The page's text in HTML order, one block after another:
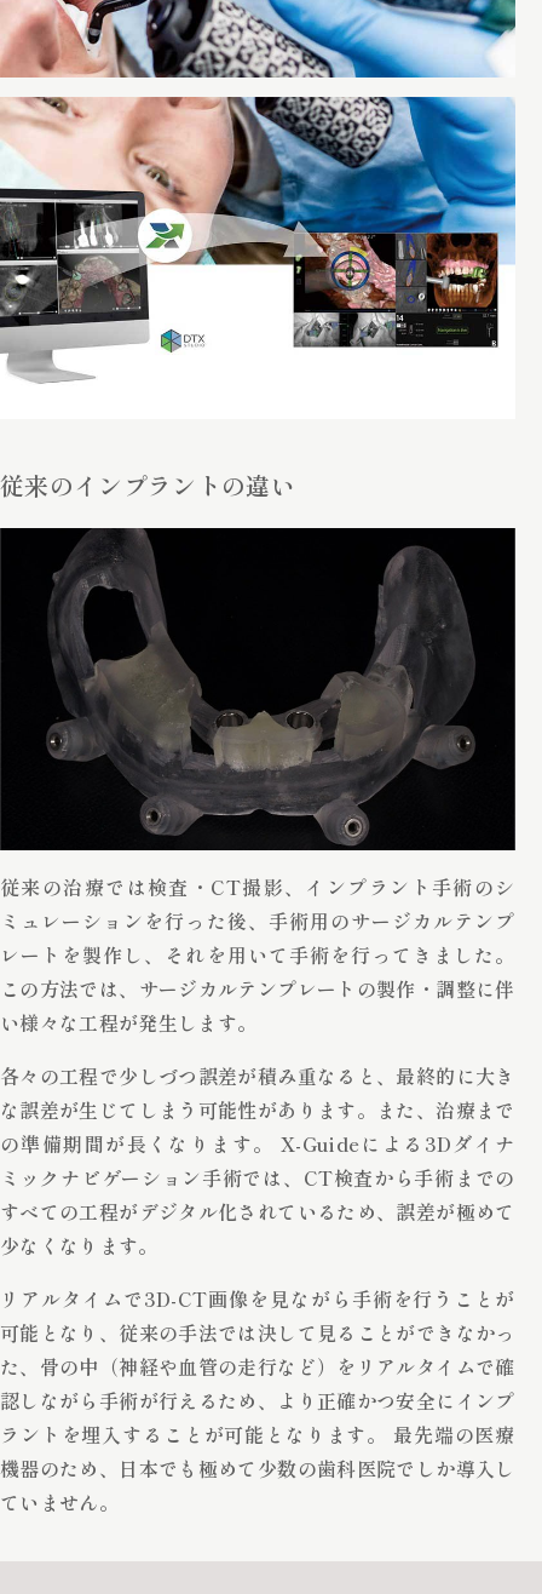
従来のインプラントの違い
従来の治療では検査・CT撮影、インプラント手術のシ
ミュレーションを行った後、手術用のサージカルテンプ
レートを製作し、それを用いて手術を行ってきました。
この方法では、サージカルテンプレートの製作・調整に伴
い様々な工程が発生します。
各々の工程で少しづつ誤差が積み重なると、最終的に大き
な誤差が生じてしまう可能性があります。また、治療まで
の準備期間が長くなります。 X-Guideによる3Dダイナ
ミックナビゲーション手術では、CT検査から手術までの
すべての工程がデジタル化されているため、誤差が極めて
少なくなります。
リアルタイムで3D-CT画像を見ながら手術を行うことが
可能となり、従来の手法では決して見ることができなかっ
た、骨の中（神経や血管の走行など）をリアルタイムで確
認しながら手術が行えるため、より正確かつ安全にインプ
ラントを埋入することが可能となります。 最先端の医療
機器のため、日本でも極めて少数の歯科医院でしか導入し
ていません。